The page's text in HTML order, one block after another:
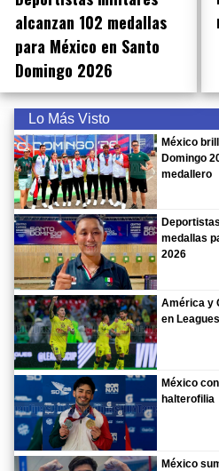
alcanzan 102 medallas
para México en Santo
Domingo 2026
Lo Más Visto
México
Domingo
medallero
medallas
2026
América y
en
México
halterofilia
México